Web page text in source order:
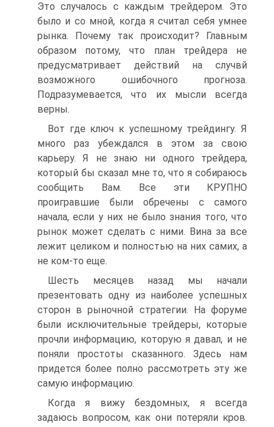
Это случалось с каждым трейдером. Это
было и со мной, когда я считал себя умнее
рынка. Почему так происходит? Главным
образом потому, что план трейдера не
предусматривает действий на случвй
возможного ошибочного прогноза.
Подразумевается, что их мысли всегда
верны.
Вот где ключ к успешному трейдингу. Я
много раз убеждался в этом за свою
карьеру. Я не знаю ни одного трейдера,
который бы сказал мне то, что я собираюсь
сообщить Вам. Все эти КРУПНО
проигравшие были обречены с самого
начала, если у них не было знания того, что
рынок может сделать с ними. Вина за все
лежит целиком и полностью на них самих, а
не ком-то еще.
Шесть месяцев назад мы начали
презентовать одну из наиболее успешных
сторон в рыночной стратегии. На форуме
были исключительные трейдеры, которые
прочли информацию, которую я давал, и не
поняли простоты сказанного. Здесь нам
придется более полно рассмотреть эту же
самую информацию.
Когда я вижу бездомных, я всегда
задаюсь вопросом, как они потеряли кров.